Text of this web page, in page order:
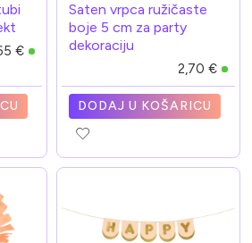
€
Saten vrpca ružičaste
boje 5 cm za party
dekoraciju
2,70 €
DODAJ U KOŠARICU